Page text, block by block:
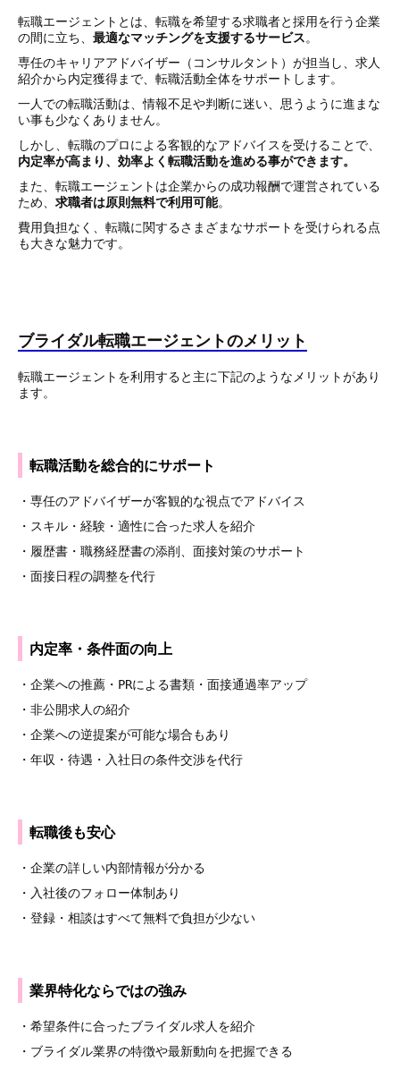
転職エージェントとは、転職を希望する求職者と採用を行う企業
の間に立ち、 最適なマッチングを支援するサービス。
専任のキャリアアドバイザー（コンサルタント）が担当し、求人
紹介から内定獲得まで、転職活動全体をサポートします。
一人での転職活動は、情報不足や判断に迷い、思うように進まな
い事も少なくありません。
しかし、転職のプロによる客観的なアドバイスを受けることで、
内定率が高まり、効率よく転職活動を進める事ができます。
また、転職エージェントは企業からの成功報酬で運営されている
ため、 求職者は原則無料で利用可能。
費用負担なく、転職に関するさまざまなサポートを受けられる点
も大きな魅力です。
ブライダル転職エージェントのメリット
転職エージェントを利用すると主に下記のようなメリットがあり
ます。
転職活動を総合的にサポート
・専任のアドバイザーが客観的な視点でアドバイス
・スキル・経験・適性に合った求人を紹介
・履歴書・職務経歴書の添削、面接対策のサポート
・面接日程の調整を代行
内定率・条件面の向上
・企業への推薦・PRによる書類・面接通過率アップ
・非公開求人の紹介
・企業への逆提案が可能な場合もあり
・年収・待遇・入社日の条件交渉を代行
転職後も安心
・企業の詳しい内部情報が分かる
・入社後のフォロー体制あり
・登録・相談はすべて無料で負担が少ない
業界特化ならではの強み
・希望条件に合ったブライダル求人を紹介
・ブライダル業界の特徴や最新動向を把握できる